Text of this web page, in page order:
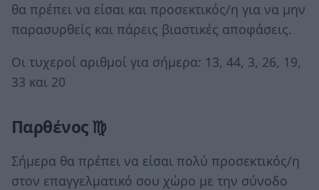
θα πρέπει να είσαι και προσεκτικός/η για να μην
παρασυρθείς και πάρεις βιαστικές αποφάσεις.
Οι τυχεροί αριθμοί για σήμερα: 13, 44, 3, 26, 19,
33 και 20
Παρθένος ♍
Σήμερα θα πρέπει να είσαι πολύ προσεκτικός/η
στον επαγγελματικό σου χώρο με την σύνοδο